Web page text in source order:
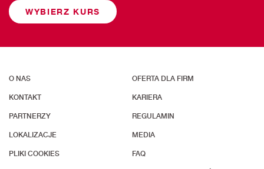
WYBIERZ KURS
O NAS OFERTA DLA FIRM
KONTAKT KARIERA
PARTNERZY REGULAMIN
LOKALIZACJE MEDIA
PLIKI COOKIES FAQ